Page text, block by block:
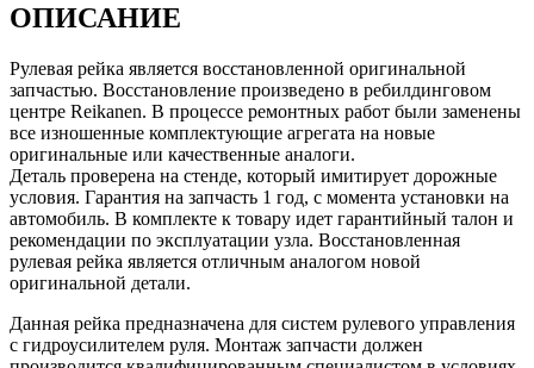
ОПИСАНИЕ
Рулевая рейка является восстановленной оригинальной
запчастью. Восстановление произведено в ребилдинговом
центре Reikanen. В процессе ремонтных работ были заменены
все изношенные комплектующие агрегата на новые
оригинальные или качественные аналоги.
Деталь проверена на стенде, который имитирует дорожные
условия. Гарантия на запчасть 1 год, с момента установки на
автомобиль. В комплекте к товару идет гарантийный талон и
рекомендации по эксплуатации узла. Восстановленная
рулевая рейка является отличным аналогом новой
оригинальной детали.
Данная рейка предназначена для систем рулевого управления
с гидроусилителем руля. Монтаж запчасти должен